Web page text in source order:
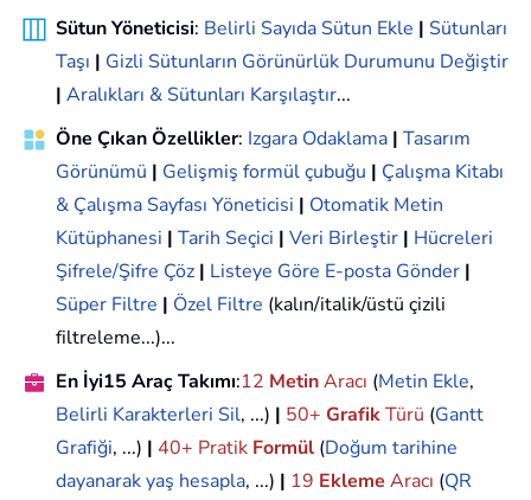
Sütun Yöneticisi: Belirli Sayıda Sütun Ekle | Sütunları
Taşı | Gizli Sütunların Görünürlük Durumunu Değiştir
| Aralıkları & Sütunları Karşılaştır...
Öne Çıkan Özellikler: Izgara Odaklama | Tasarım
Görünümü | Gelişmiş formül çubuğu | Çalışma Kitabı
& Çalışma Sayfası Yöneticisi | Otomatik Metin
Kütüphanesi | Tarih Seçici | Veri Birleştir | Hücreleri
Şifrele/Şifre Çöz | Listeye Göre E-posta Gönder |
Süper Filtre | Özel Filtre (kalın/italik/üstü çizili
filtreleme...)...
En İyi15 Araç Takımı:12 MetinAracı (Metin Ekle,
Belirli Karakterleri Sil, ...) | 50+ GrafikTürü (Gantt
Grafiği, ...) | 40+ Pratik Formül (Doğum tarihine
dayanarak yaş hesapla, ...) | 19 Ekleme Aracı (QR